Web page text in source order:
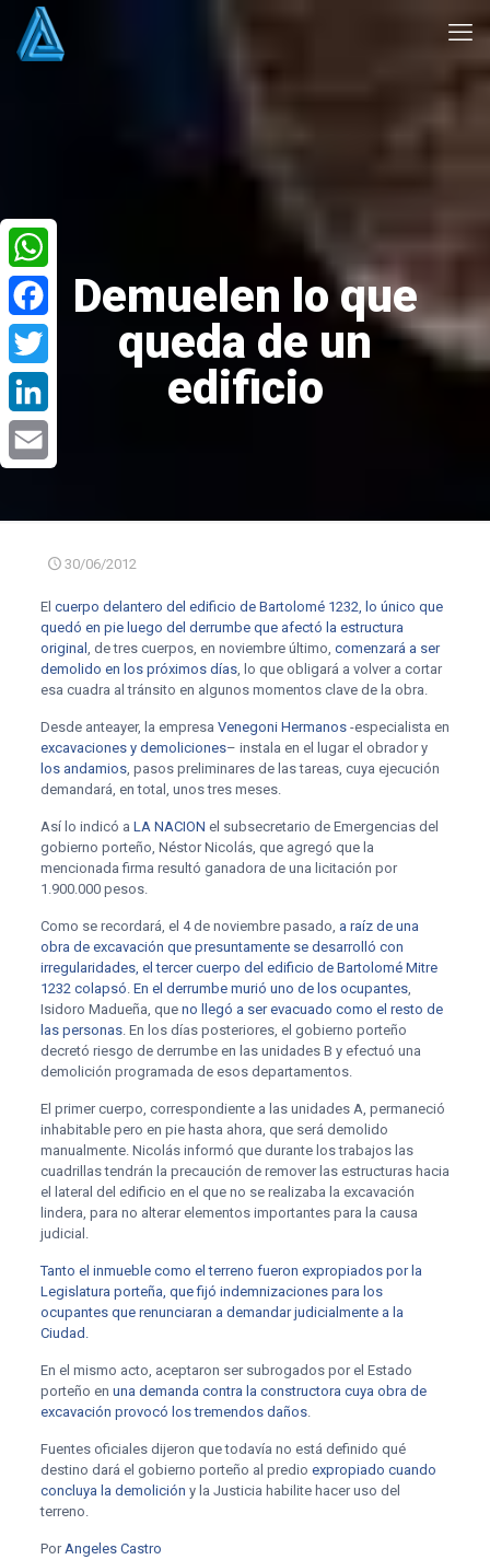
Demuelen lo que
queda de un
edificio
30/06/2012
El cuerpo delantero del edificio de Bartolomé 1232, lo único que
quedó en pie luego del derrumbe que afectó la estructura
original , de tres cuerpos, en noviembre último, comenzará a ser
demolido en los próximos días, lo que obligará a volver a cortar
esa cuadra al tránsito en algunos momentos clave de la obra.
Desde anteayer, la empresa Venegoni Hermanos-especialista en
excavaciones y demoliciones– instala en el lugar el obrador y
los andamios, pasos preliminares de las tareas, cuya ejecución
demandará, en total, unos tres meses.
Así lo indicó a LA NACION el subsecretario de Emergencias del
gobierno porteño, Néstor Nicolás, que agregó que la
mencionada firma resultó ganadora de una licitación por
1.900.000 pesos.
Como se recordará, el 4 de noviembre pasado, a raíz de una
obra de excavación que presuntamente se desarrolló con
irregularidades, el tercer cuerpo del edificio de Bartolomé Mitre
1232 colapsó. En el derrumbe murió uno de los ocupantes,
Isidoro Madueña, que no llegó a ser evacuado como el resto de
las personas. En los días posteriores, el gobierno porteño
decretó riesgo de derrumbe en las unidades B y efectuó una
demolición programada de esos departamentos.
El primer cuerpo, correspondiente a las unidades A, permaneció
inhabitable pero en pie hasta ahora, que será demolido
manualmente. Nicolás informó que durante los trabajos las
cuadrillas tendrán la precaución de remover las estructuras hacia
el lateral del edificio en el que no se realizaba la excavación
lindera, para no alterar elementos importantes para la causa
judicial.
Tanto el inmueble como el terreno fueron expropiados por la
Legislatura porteña, que fijó indemnizaciones para los
ocupantes que renunciaran a demandar judicialmente a la
Ciudad.
En el mismo acto, aceptaron ser subrogados por el Estado
porteño en una demanda contra la constructora cuya obra de
excavación provocó los tremendos daños.
Fuentes oficiales dijeron que todavía no está definido qué
destino dará el gobierno porteño al predio expropiado cuando
concluya la demolición y la Justicia habilite hacer uso del
terreno.
PorAngeles Castro
WhatsApp
Facebook
Twitter
LinkedIn